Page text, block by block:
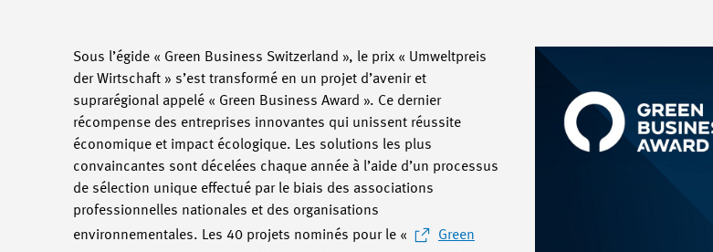
Sous l’égide « Green Business Switzerland », le prix « Umweltpreis
der Wirtschaft » s’est transformé en un projet d’avenir et
suprarégional appelé « Green Business Award ». Ce dernier
récompense des entreprises innovantes qui unissent réussite
économique et impact écologique. Les solutions les plus
convaincantes sont décelées chaque année à l’aide d’un processus
de sélection unique effectué par le biais des associations
professionnelles nationales et des organisations
environnementales. Les 40 projets nominés pour le «
Green